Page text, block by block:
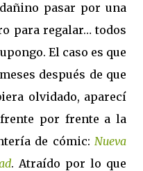
pasar por una
para regalar… todos
El caso es que
después de que
olvidado, aparecí
por frente a la
de cómic: Nueva
. Atraído por lo que